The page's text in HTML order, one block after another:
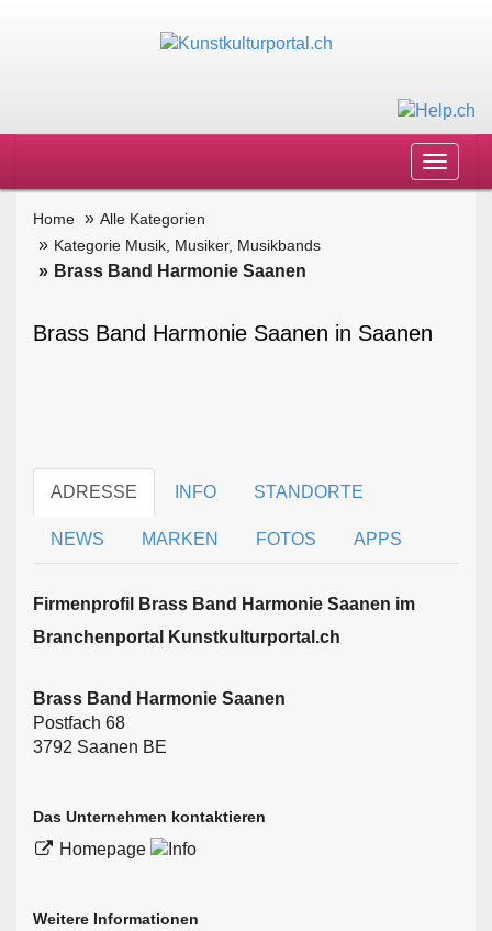
Toggle
Home
Alle Kategorien
Kategorie Musik, Musiker, Musikbands
Brass Band Harmonie Saanen
Brass Band Harmonie Saanen in Saanen
ADRESSE INFO STANDORTE
NEWS MARKEN FOTOS APPS
Firmen­profil Brass Band Harmonie Saanen im
Branchen­portal Kunstkulturportal.ch
Brass Band Harmonie Saanen
Postfach 68
3792 Saanen BE
Das Unternehmen kontaktieren
Homepage
Weitere Informationen